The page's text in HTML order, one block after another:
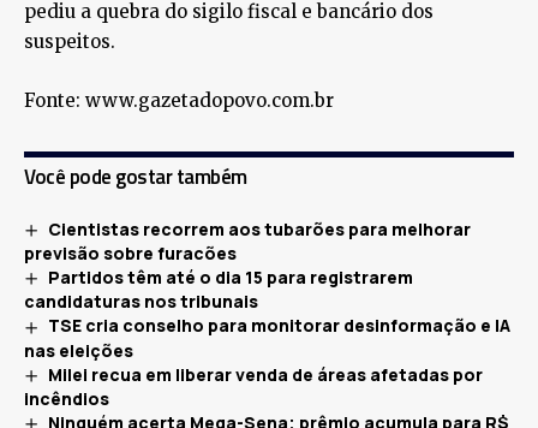
pediu a quebra do sigilo fiscal e bancário dos
suspeitos.
Fonte: www.gazetadopovo.com.br
Você pode gostar também
Cientistas recorrem aos tubarões para melhorar
previsão sobre furacões
Partidos têm até o dia 15 para registrarem
candidaturas nos tribunais
TSE cria conselho para monitorar desinformação e IA
nas eleições
Milei recua em liberar venda de áreas afetadas por
incêndios
Ninguém acerta Mega-Sena; prêmio acumula para R$